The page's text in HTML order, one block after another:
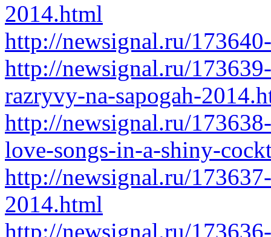
2014.html
http://newsignal.ru/
http://newsignal.ru/
razryvy-na-sapogah-
http://newsignal.ru/
love-songs-in-a-shiny-
http://newsignal.ru/
2014.html
http://newsignal.ru/